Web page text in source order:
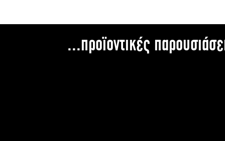
...προϊοντικές